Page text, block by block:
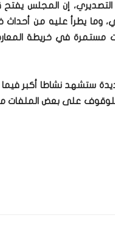
إن المجلس يفتح
وما يطرأ عليه من أحداث
مستمرة في خريطة
ستشهد نشاطا أكبر
على بعض الملفات